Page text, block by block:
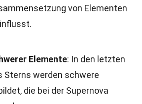
von Elementen
Elemente: In den letzten
Sterns werden schwere
die bei der Supernova